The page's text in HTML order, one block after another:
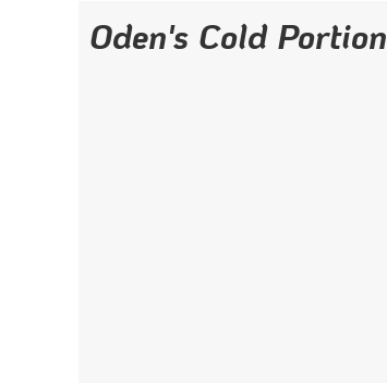
Oden's Cold Portion